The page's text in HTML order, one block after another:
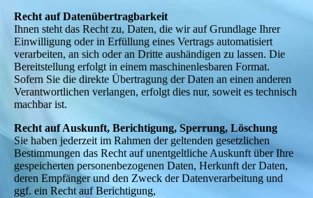
Recht auf Datenübertragbarkeit
Ihnen steht das Recht zu, Daten, die wir auf Grundlage Ihrer
Einwilligung oder in Erfüllung eines Vertrags automatisiert
verarbeiten, an sich oder an Dritte aushändigen zu lassen. Die
Bereitstellung erfolgt in einem maschinenlesbaren Format.
Sofern Sie die direkte Übertragung der Daten an einen anderen
Verantwortlichen verlangen, erfolgt dies nur, soweit es technisch
machbar ist.
Recht auf Auskunft, Berichtigung, Sperrung, Löschung
Sie haben jederzeit im Rahmen der geltenden gesetzlichen
Bestimmungen das Recht auf unentgeltliche Auskunft über Ihre
gespeicherten personenbezogenen Daten, Herkunft der Daten,
deren Empfänger und den Zweck der Datenverarbeitung und
ggf. ein Recht auf Berichtigung,